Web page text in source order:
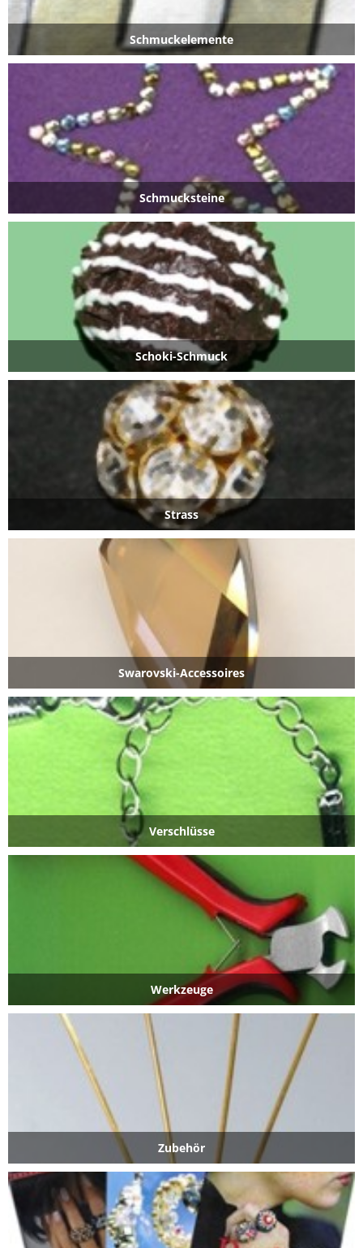
Schmuckelemente
Schmucksteine
Schoki-Schmuck
Strass
Swarovski-Accessoires
Verschlüsse
Werkzeuge
Zubehör